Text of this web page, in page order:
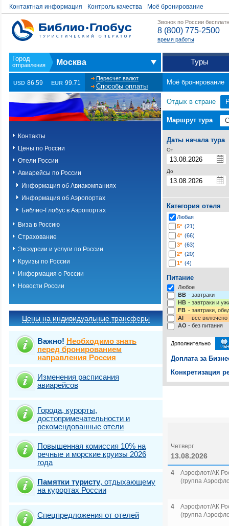
Контактная информация Контроль качества Моё бронирование
Звонок по России
8 (800) 775-2500
время работы
Москва Туры
USD 86.59 EUR 99.71
Пересчет валют
Способы оплаты
Моё бронирование
Контакты
Цены по России
Отели России
Авиарейсы по России
Информация об Авиакомпаниях
Информация об Аэропортах
Библио-Глобус в Аэропортах
Виза в Россию
Страхование
Экскурсии и услуги по России
Круизы по России
Информация о России
Новости России
Цены на индивидуальные трансферы
Важно! Необходимо знать
перед бронированием
направления Россия
Изменения расписания
авиарейсов
Города, курорты,
достопримечательности и
рекомендованные отели
Повышенная комиссия 10% на
речные и морские круизы 2026
года
Памятки туристу, отдыхающему
на курортах России
Спецпредложения от отелей
Отдых в стране
Маршрут тура
Даты начала тура
От
До
Категория отеля
Любая
5* (21)
4* (66)
3* (63)
2* (20)
1* (4)
Питание
Любое
BB - завтраки
HB - завтраки и
FB - завтраки,
AI
- все включено
AO - без питания
Дополнительно
Доплата за
Конкретизация
Четверг
13.08.2026
4
Аэрофлот/АК
(группа
4
Аэрофлот/АК
(группа